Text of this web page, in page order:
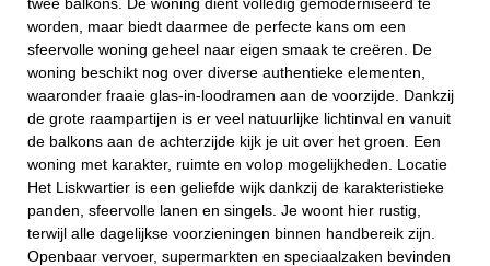
worden, maar biedt daarmee de perfecte kans om een
sfeervolle woning geheel naar eigen smaak te creëren. De
woning beschikt nog over diverse authentieke elementen,
waaronder fraaie glas-in-loodramen aan de voorzijde. Dankzij
de grote raampartijen is er veel natuurlijke lichtinval en vanuit
de balkons aan de achterzijde kijk je uit over het groen. Een
woning met karakter, ruimte en volop mogelijkheden. Locatie
Het Liskwartier is een geliefde wijk dankzij de karakteristieke
panden, sfeervolle lanen en singels. Je woont hier rustig,
terwijl alle dagelijkse voorzieningen binnen handbereik zijn.
Openbaar vervoer, supermarkten en speciaalzaken bevinden